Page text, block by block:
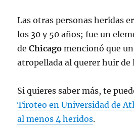
Las otras personas heridas
los 30 y 50 años; fue un
deChicago mencionó que
atropellada al querer huir de
Si quieres saber más, te
Tiroteo en Universidad de
al menos 4 heridos.